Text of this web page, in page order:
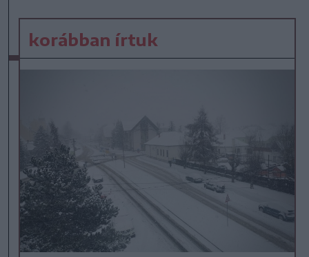
korábban írtuk